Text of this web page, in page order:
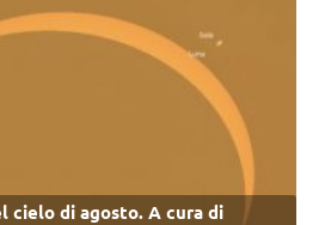
cielo di agosto. A cura di